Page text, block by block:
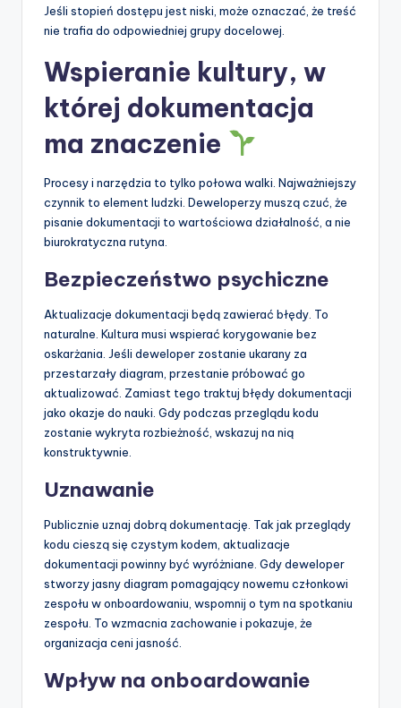
Jeśli stopień dostępu jest niski, może oznaczać, że treść
nie trafia do odpowiedniej grupy docelowej.
Wspieranie kultury, w
której dokumentacja
ma znaczenie
Procesy i narzędzia to tylko połowa walki. Najważniejszy
czynnik to element ludzki. Deweloperzy muszą czuć, że
pisanie dokumentacji to wartościowa działalność, a nie
biurokratyczna rutyna.
Bezpieczeństwo psychiczne
Aktualizacje dokumentacji będą zawierać błędy. To
naturalne. Kultura musi wspierać korygowanie bez
oskarżania. Jeśli deweloper zostanie ukarany za
przestarzały diagram, przestanie próbować go
aktualizować. Zamiast tego traktuj błędy dokumentacji
jako okazje do nauki. Gdy podczas przeglądu kodu
zostanie wykryta rozbieżność, wskazuj na nią
konstruktywnie.
Uznawanie
Publicznie uznaj dobrą dokumentację. Tak jak przeglądy
kodu cieszą się czystym kodem, aktualizacje
dokumentacji powinny być wyróżniane. Gdy deweloper
stworzy jasny diagram pomagający nowemu członkowi
zespołu w onboardowaniu, wspomnij o tym na spotkaniu
zespołu. To wzmacnia zachowanie i pokazuje, że
organizacja ceni jasność.
Wpływ na onboardowanie